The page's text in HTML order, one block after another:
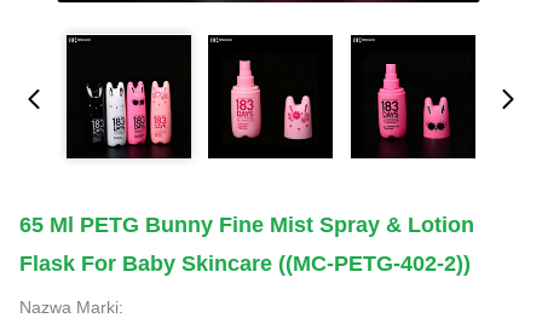
65 Ml PETG Bunny Fine Mist Spray & Lotion
Flask For Baby Skincare ((MC-PETG-402-2))
Nazwa Marki: